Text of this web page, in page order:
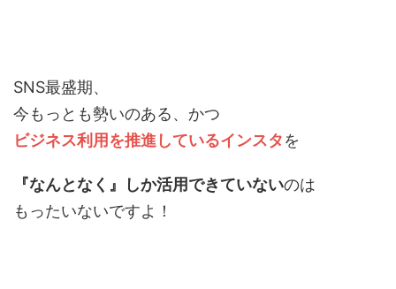
SNS最盛期、
今もっとも勢いのある、かつ
ビジネス利用を推進しているインスタを
『なんとなく』しか活用できていないのは
もったいないですよ！